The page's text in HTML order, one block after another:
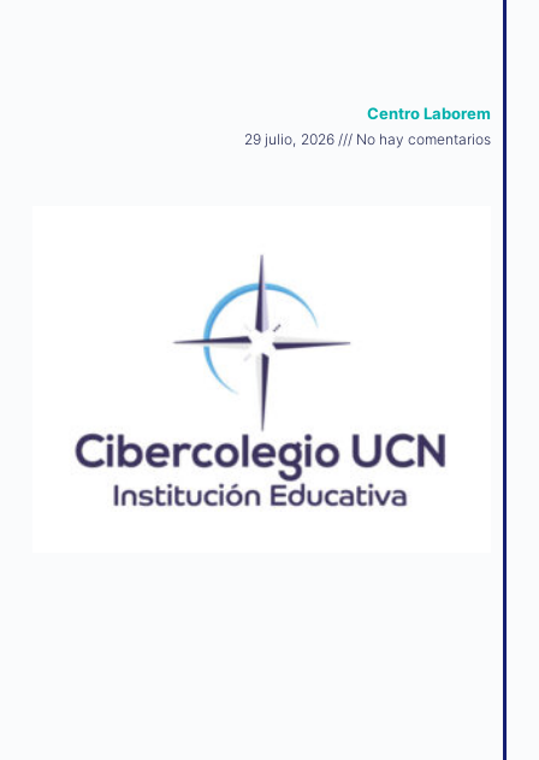
Centro Laborem
29 julio, 2026 No hay comentarios